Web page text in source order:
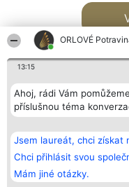
ORLOVÉ
13:15
Ahoj, rádi Vám
příslušnou téma
Jsem laureát, chci získat
Chci přihlásit svou
Mám jiné otázky.
Bright Side Solutions sp. z o.
o. sp. k.
ul. Ruska 22
Wrocław 50-079
KRS 0000749100 | Regon
381313360 | NIP 8943132676